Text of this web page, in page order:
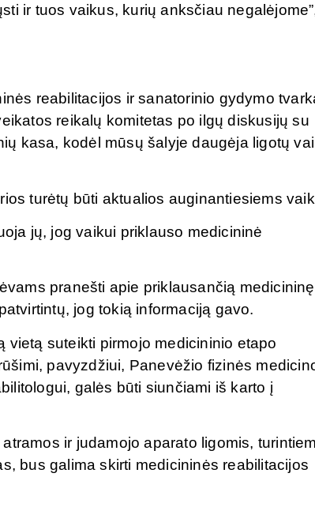
ir tuos vaikus, kurių anksčiau
reabilitacijos ir sanatorinio gydymo
reikalų komitetas po ilgų diskusijų su
kasa, kodėl mūsų šalyje daugėja ligotų
turėtų būti aktualios auginantiesiems
jų, jog vaikui priklauso medicininė
pranešti apie priklausančią medicininę
jog tokią informaciją gavo.
suteikti pirmojo medicininio etapo
pavyzdžiui, Panevėžio fizinės
galės būti siunčiami iš karto į
ir judamojo aparato ligomis,
bus galima skirti medicininės reabilitacijos